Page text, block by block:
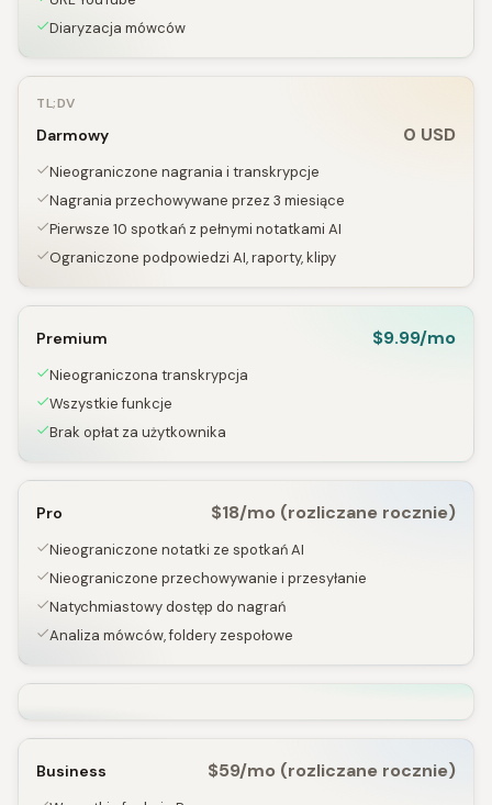
Diaryzacja mówców
TL;DV
Darmowy 0 USD
Nieograniczone nagrania i transkrypcje
Nagrania przechowywane przez 3 miesiące
Pierwsze 10 spotkań z pełnymi notatkami AI
Ograniczone podpowiedzi AI, raporty, klipy
Premium $9.99/mo
Nieograniczona transkrypcja
Wszystkie funkcje
Brak opłat za użytkownika
Pro $18/mo (rozliczane rocznie)
Nieograniczone notatki ze spotkań AI
Nieograniczone przechowywanie i przesyłanie
Natychmiastowy dostęp do nagrań
Analiza mówców, foldery zespołowe
Business $59/mo (rozliczane rocznie)